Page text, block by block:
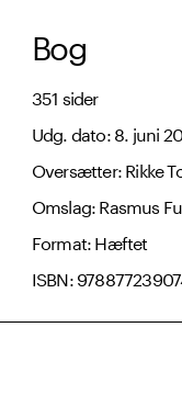
Bog
351 sider
Udg. dato: 8. juni
Oversætter: Rikke
Omslag: Rasmus
Format: Hæftet
ISBN: